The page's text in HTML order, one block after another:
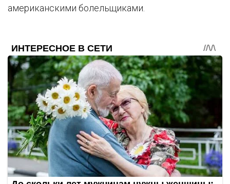
американскими болельщиками.